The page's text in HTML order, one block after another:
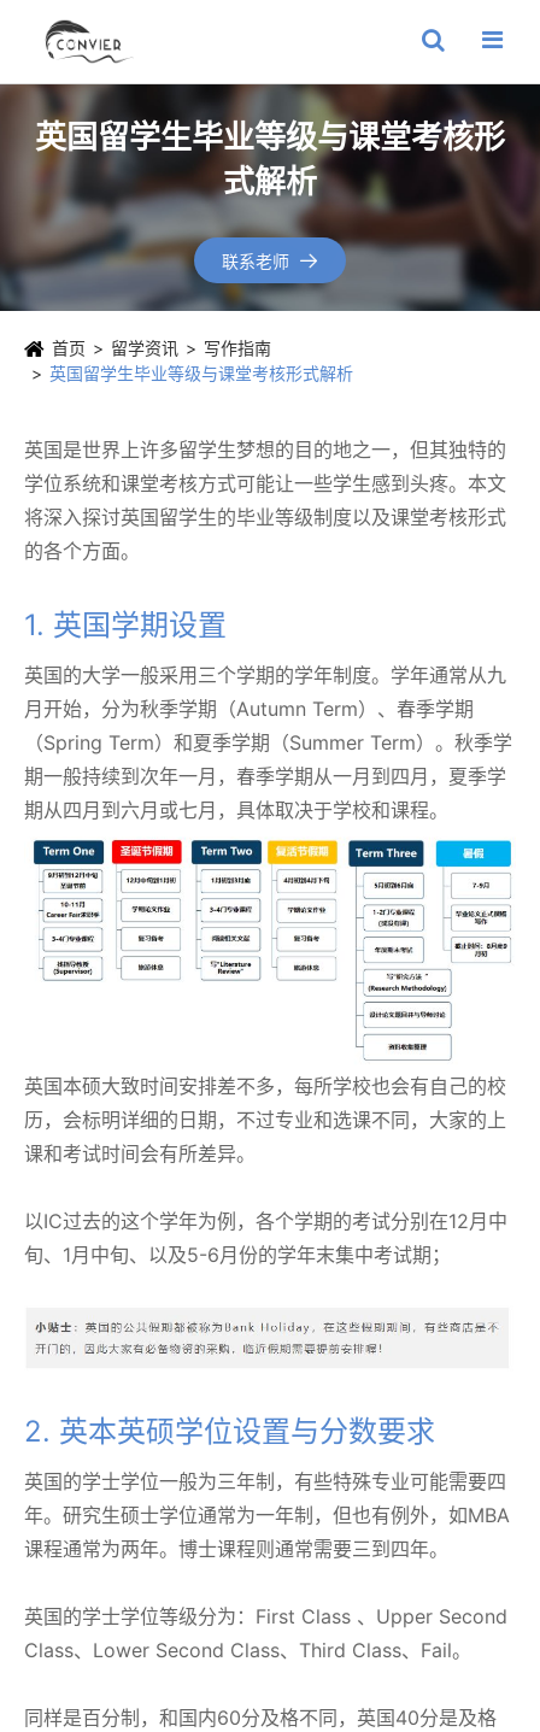
英国留学生毕业等级与课堂考核形
式解析
联系老师 
首页 留学资讯
写作指南
英国留学生毕业等级与课堂考核形式解析
英国是世界上许多留学生梦想的目的地之一，但其独特的
学位系统和课堂考核方式可能让一些学生感到头疼。本文
将深入探讨英国留学生的毕业等级制度以及课堂考核形式
的各个方面。
1. 英国学期设置
英国的大学一般采用三个学期的学年制度。学年通常从九
月开始，分为秋季学期（Autumn Term）、春季学期
（Spring Term）和夏季学期（Summer Term）。秋季学
期一般持续到次年一月，春季学期从一月到四月，夏季学
期从四月到六月或七月，具体取决于学校和课程。
英国本硕大致时间安排差不多，每所学校也会有自己的校
历，会标明详细的日期，不过专业和选课不同，大家的上
课和考试时间会有所差异。
以IC过去的这个学年为例，各个学期的考试分别在12月中
旬、1月中旬、以及5-6月份的学年末集中考试期；
2. 英本英硕学位设置与分数要求
英国的学士学位一般为三年制，有些特殊专业可能需要四
年。研究生硕士学位通常为一年制，但也有例外，如MBA
课程通常为两年。博士课程则通常需要三到四年。
英国的学士学位等级分为：First Class 、Upper Second
Class、Lower Second Class、Third Class、Fail。
同样是百分制，和国内60分及格不同，英国40分是及格